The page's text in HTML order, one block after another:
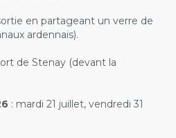
en partageant un verre de
ardennais).
de Stenay (devant la
: mardi 21 juillet, vendredi 31